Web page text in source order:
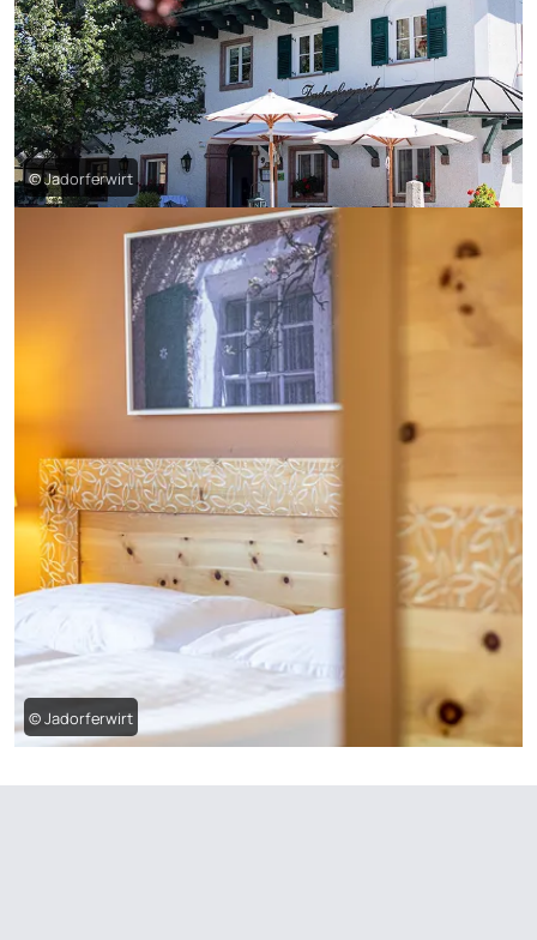
© Jadorferwirt
© Jadorferwirt